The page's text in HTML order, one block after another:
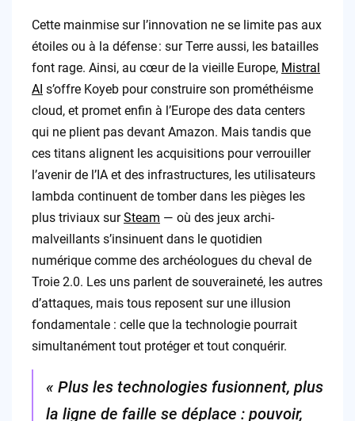
Cette mainmise sur l’innovation ne se limite pas aux
étoiles ou à la défense : sur Terre aussi, les batailles
font rage. Ainsi, au cœur de la vieille Europe, Mistral
AI s’offre Koyeb pour construire son prométhéisme
cloud, et promet enfin à l’Europe des data centers
qui ne plient pas devant Amazon. Mais tandis que
ces titans alignent les acquisitions pour verrouiller
l’avenir de l’IA et des infrastructures, les utilisateurs
lambda continuent de tomber dans les pièges les
plus triviaux surSteam — où des jeux archi-
malveillants s’insinuent dans le quotidien
numérique comme des archéologues du cheval de
Troie 2.0. Les uns parlent de souveraineté, les autres
d’attaques, mais tous reposent sur une illusion
fondamentale : celle que la technologie pourrait
simultanément tout protéger et tout conquérir.
« Plus les technologies fusionnent, plus
la ligne de faille se déplace : pouvoir,